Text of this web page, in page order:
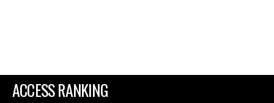
ACCESS RANKING